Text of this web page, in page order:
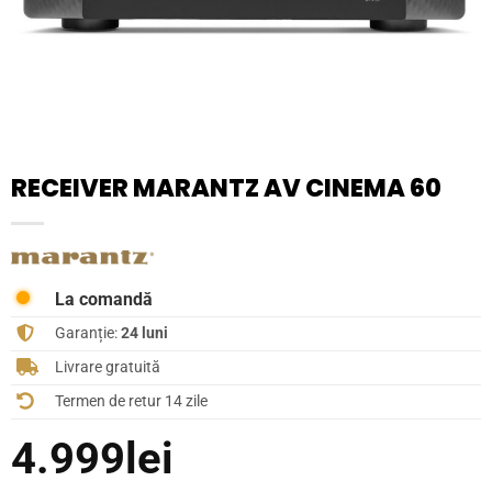
RECEIVER MARANTZ AV CINEMA 60
La comandă
Garanție:24 luni
Livrare gratuită
Termen de retur 14 zile
4.999lei